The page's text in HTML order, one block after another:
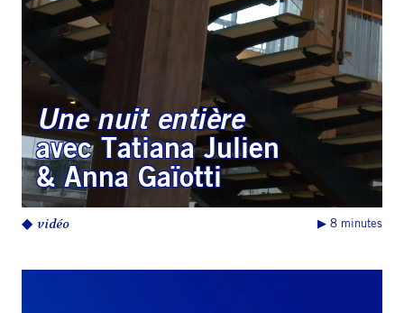
Une nuit entière
avec Tatiana Julien
& Anna Gaïotti
◆ vidéo ▶︎ 8 minutes